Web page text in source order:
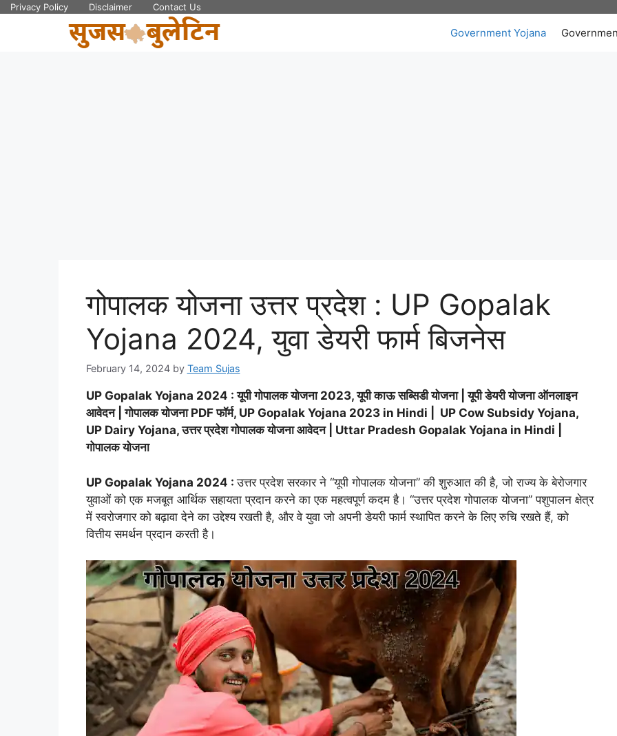
SkipPrivacy Policy Disclaimer Contact Us
Government Yojana
गोपालक योजना उत्तर प्रदेश : UP Gopalak
Yojana 2024, युवा डेयरी फार्म बिजनेस
February 14, 2024 by Team Sujas
UP Gopalak Yojana 2024 : यूपी गोपालक योजना 2023, यूपी काऊ सब्सिडी योजना | यूपी डेयरी योजना ऑनलाइन
आवेदन | गोपालक योजना PDF फॉर्म, UP Gopalak Yojana 2023 in Hindi | UP Cow Subsidy Yojana,
UP Dairy Yojana, उत्तर प्रदेश गोपालक योजना आवेदन | Uttar Pradesh Gopalak Yojana in Hindi |
गोपालक योजना
UP Gopalak Yojana 2024 :उत्तर प्रदेश सरकार ने “यूपी गोपालक योजना” की शुरुआत की है, जो राज्य के बेरोजगार
युवाओं को एक मजबूत आर्थिक सहायता प्रदान करने का एक महत्वपूर्ण कदम है। “उत्तर प्रदेश गोपालक योजना” पशुपालन क्षेत्र
में स्वरोजगार को बढ़ावा देने का उद्देश्य रखती है, और वे युवा जो अपनी डेयरी फार्म स्थापित करने के लिए रुचि रखते हैं, को
वित्तीय समर्थन प्रदान करती है।